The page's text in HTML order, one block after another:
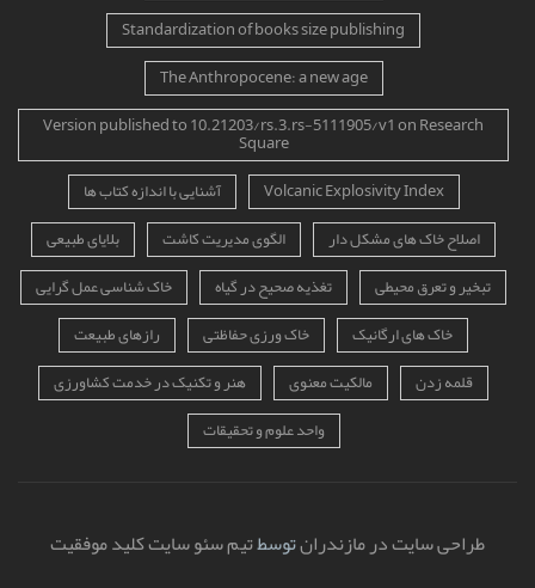
Standardization of books size publishing
The Anthropocene: a new age
Version published to 10.21203/rs.3.rs-5111905/v1 on Research
Square
Volcanic Explosivity Index
آشنایی با اندازه کتاب ها
اصلاح خاک های مشکل دار
الگوی مدیریت کاشت
بلایای طبیعی
تبخیر و تعرق محیطی
تغذیه صحیح در گیاه
خاک شناسی عمل گرایی
خاک های ارگانیک
خاک ورزی حفاظتی
رازهای طبیعت
قلمه زدن
مالکیت معنوی
هنر و تکنیک در خدمت کشاورزی
واحد علوم و تحقیقات
طراحی سایت در مازندرانتوسطتیم سئو سایت کلید موفقیت